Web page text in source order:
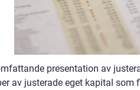
presentation av
av justerade eget kapital som